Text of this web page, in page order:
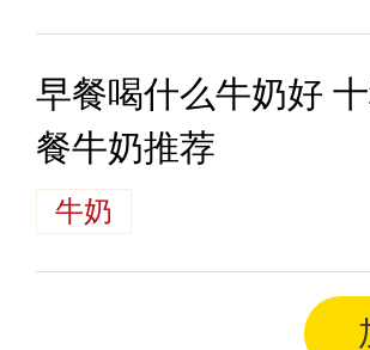
早餐喝什么牛奶好
餐牛奶推荐
牛奶